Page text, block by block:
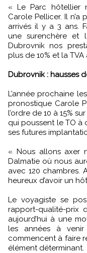
« Le Parc hôtellier
Carole Pellicer. Il
arrivés il y a 3 ans.
une surenchère et
Dubrovnik nos
plus de 10% et la TVA
Dubrovnik : hausses
L’année prochaine
pronostique Carole
l’ordre de 10 à 15%
qui poussent le TO à
ses futures
« Nous allons axer
Dalmatie où nous
avec 120 chambres.
heureux d’avoir un
Le voyagiste se
rapport-qualité-prix
aujourd’hui à une
les années à
commencent à faire
élément déterminant.